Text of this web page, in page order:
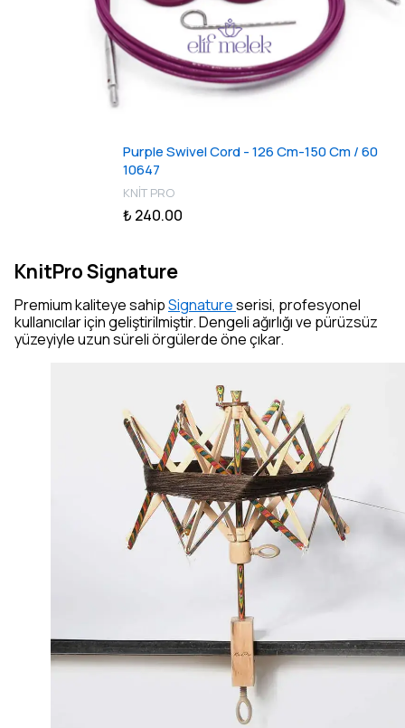
Purple Swivel Cord - 126 Cm-150 Cm / 60
10647
KNİT PRO
₺ 240.00
KnitPro Signature
Premium kaliteye sahipSignatureserisi, profesyonel
kullanıcılar için geliştirilmiştir. Dengeli ağırlığı ve pürüzsüz
yüzeyiyle uzun süreli örgülerde öne çıkar.